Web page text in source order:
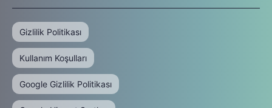
Gizlilik Politikası
Kullanım Koşulları
Google Gizlilik Politikası